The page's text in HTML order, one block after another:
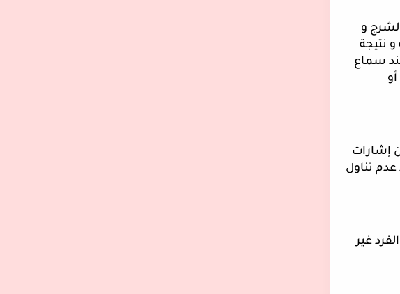
قد تسبب بعض الأطعمة مثل  البقوليات  والشعير سبب في صدور أصوات المعدة، لأن الفرد غير